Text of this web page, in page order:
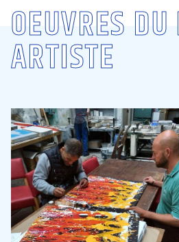
OEUVRES
ARTISTE